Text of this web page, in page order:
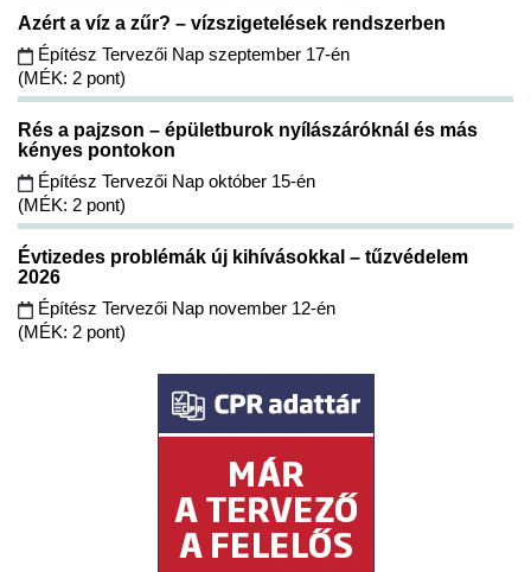
Azért a víz a zűr? – vízszigetelések rendszerben
Építész Tervezői Nap szeptember 17-én
(MÉK: 2 pont)
Rés a pajzson – épületburok nyílászáróknál és más
kényes pontokon
Építész Tervezői Nap október 15-én
(MÉK: 2 pont)
Évtizedes problémák új kihívásokkal – tűzvédelem
2026
Építész Tervezői Nap november 12-én
(MÉK: 2 pont)